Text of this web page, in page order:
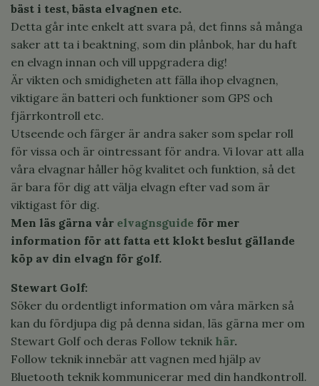
bäst i test, bästa elvagnen etc.
Detta går inte enkelt att svara på, det finns så många
saker att ta i beaktning, som din plånbok, har du haft
en elvagn innan och vill uppgradera dig!
Är vikten och smidigheten att fälla ihop elvagnen,
viktigare än batteri och funktioner som GPS och
fjärrkontroll etc.
Utseende och färger är andra saker som spelar roll
för vissa och är ointressant för andra. Vi lovar att alla
våra elvagnar håller hög kvalitet och funktion, så det
är bara för dig att välja elvagn efter vad som är
viktigast för dig.
Men läs gärna vår elvagnsguide för mer
information för att fatta ett klokt beslut gällande
köp av din elvagn för golf.
Stewart Golf:
Söker du ordentligt information om våra märken så
kan du fördjupa dig på denna sidan, läs gärna mer om
Stewart Golf och deras Follow teknik här.
Follow teknik innebär att vagnen med hjälp av
Bluetooth teknik kommunicerar med din handkontroll.